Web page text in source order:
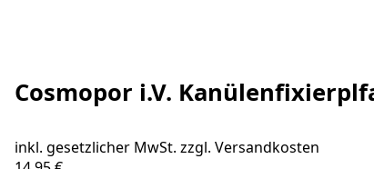
Cosmopor i.V.
inkl. gesetzlicher MwSt. zzgl. Versandkosten